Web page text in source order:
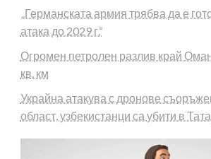
„Германската армия трябва да е
атака до 2029 г.“
Огромен петролен разлив край
кв. км
Украйна атакува с дронове
област, узбекистанци са убити в